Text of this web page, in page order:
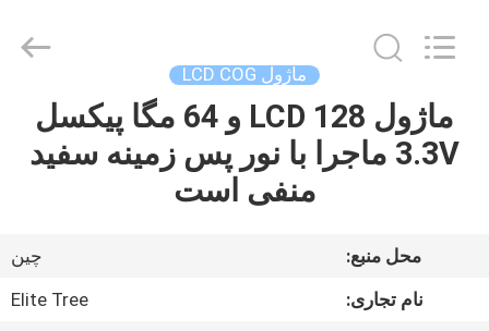
خانه
Technology.
ماژول LCD COG
ماژول LCD 128 و 64 مگا پیکسل
3.3V ماجرا با نور پس زمینه سفید
منفی است
محل منبع:
چین
نام تجاری:
Elite Tree